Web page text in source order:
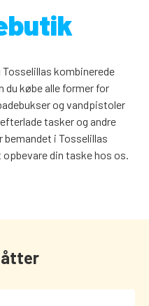
kombinerede
du købe alle former for
og vandpistoler
tasker og andre
bemandet i Tosselillas
din taske hos os.